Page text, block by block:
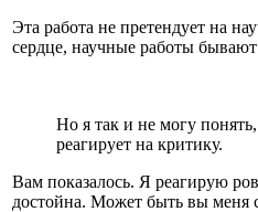
Эта работа не претендует на
сердце, научные работы бывают
Но я так и не могу
реагирует на критику.
Вам показалось. Я реагирую
достойна. Может быть вы меня